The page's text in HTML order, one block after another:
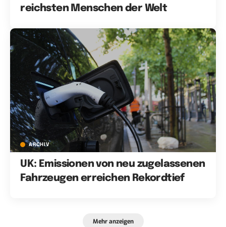
reichsten Menschen der Welt
ARCHIV
UK: Emissionen von neu zugelassenen
Fahrzeugen erreichen Rekordtief
Mehr anzeigen